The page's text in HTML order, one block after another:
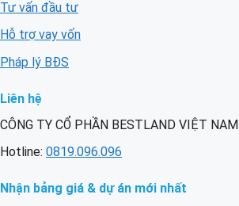
Tư vấn đầu tư
Hỗ trợ vay vốn
Pháp lý BĐS
Liên hệ
CÔNG TY CỔ PHẦN BESTLAND VIỆT NAM
Hotline: 0819.096.096
Nhận bảng giá & dự án mới nhất